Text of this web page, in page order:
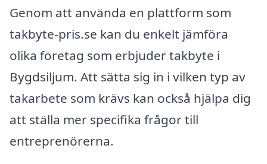
Genom att använda en plattform som
takbyte-pris.se kan du enkelt jämföra
olika företag som erbjuder takbyte i
Bygdsiljum. Att sätta sig in i vilken typ av
takarbete som krävs kan också hjälpa dig
att ställa mer specifika frågor till
entreprenörerna.